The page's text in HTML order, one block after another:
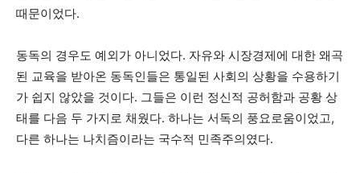
때문이었다.
동독의 경우도 예외가 아니었다. 자유와 시장경제에 대한 왜곡
된 교육을 받아온 동독인들은 통일된 사회의 상황을 수용하기
가 쉽지 않았을 것이다. 그들은 이런 정신적 공허함과 공황 상
태를 다음 두 가지로 채웠다. 하나는 서독의 풍요로움이었고,
다른 하나는 나치즘이라는 국수적 민족주의였다.